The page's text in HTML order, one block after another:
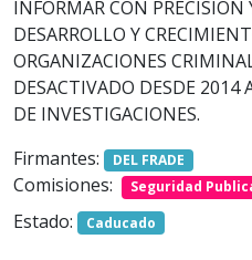
INFORMAR CON PRECISION
DESARROLLO Y
ORGANIZACIONES
DESACTIVADO DESDE 2014
DE INVESTIGACIONES.
Firmantes:
DEL FRADE
Comisiones: Seguridad
Estado: Caducado